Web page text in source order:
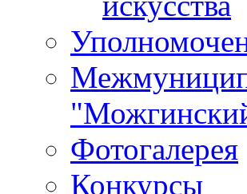
Фотогалерея
Конкурсы